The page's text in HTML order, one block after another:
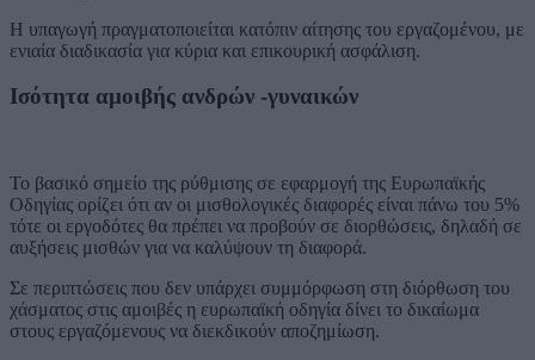
Η υπαγωγή πραγματοποιείται κατόπιν αίτησης του εργαζομένου, με
ενιαία διαδικασία για κύρια και επικουρική ασφάλιση.
Ισότητα αμοιβής ανδρών -γυναικών
Το βασικό σημείο της ρύθμισης σε εφαρμογή της Ευρωπαϊκής
Οδηγίας ορίζει ότι αν οι μισθολογικές διαφορές είναι πάνω του 5%
τότε οι εργοδότες θα πρέπει να προβούν σε διορθώσεις, δηλαδή σε
αυξήσεις μισθών για να καλύψουν τη διαφορά.
Σε περιπτώσεις που δεν υπάρχει συμμόρφωση στη διόρθωση του
χάσματος στις αμοιβές η ευρωπαϊκή οδηγία δίνει το δικαίωμα
στους εργαζόμενους να διεκδικούν αποζημίωση.